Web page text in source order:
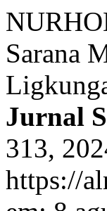
Sarana
Jurnal
313,
https://